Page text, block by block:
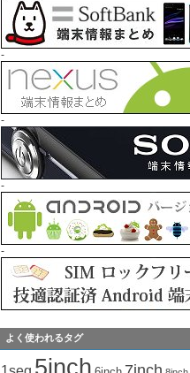
-
-
-
-
よく使われるタグ
5inch